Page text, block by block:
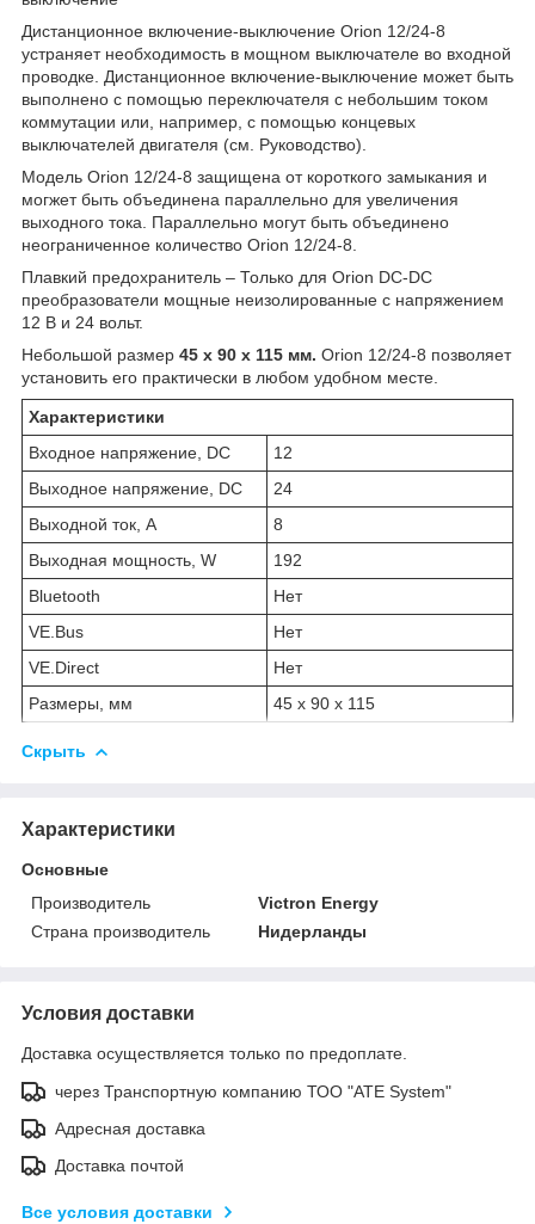
Дистанционное включение-выключение Orion 12/24-8
устраняет необходимость в мощном выключателе во входной
проводке. Дистанционное включение-выключение может быть
выполнено с помощью переключателя с небольшим током
коммутации или, например, с помощью концевых
выключателей двигателя (см. Руководство).
Модель Orion 12/24-8 защищена от короткого замыкания и
могжет быть объединена параллельно для увеличения
выходного тока. Параллельно могут быть объединено
неограниченное количество Orion 12/24-8.
Плавкий предохранитель – Только для Orion DC-DC
преобразователи мощные неизолированные с напряжением
12 В и 24 вольт.
Небольшой размер 45 x 90 x 115 мм. Orion 12/24-8 позволяет
установить его практически в любом удобном месте.
Характеристики
Входное напряжение, DC
12
Выходное напряжение, DC
24
Выходной ток, А
8
Выходная мощность, W
192
Bluetooth
Нет
VE.Bus
Нет
VE.Direct
Нет
Размеры, мм
45 x 90 x 115
Скрыть
Характеристики
Основные
Производитель
Victron Energy
Страна производитель
Нидерланды
Условия доставки
Доставка осуществляется только по предоплате.
через Транспортную компанию ТОО "ATE System"
Адресная доставка
Доставка почтой
Все условия доставки